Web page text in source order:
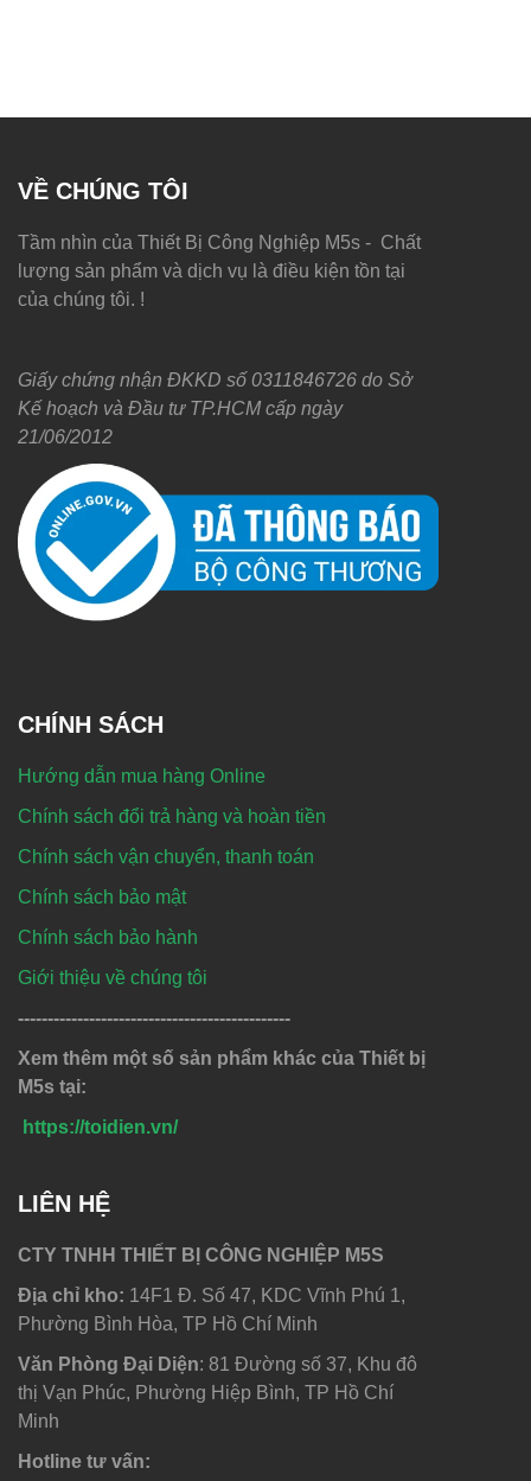
VỀ CHÚNG TÔI
Tầm nhìn của Thiết Bị Công Nghiệp M5s - Chất
lượng sản phẩm và dịch vụ là điều kiện tồn tại
của chúng tôi. !
Giấy chứng nhận ĐKKD số 0311846726 do Sở
Kế hoạch và Đầu tư TP.HCM cấp ngày
21/06/2012
CHÍNH SÁCH
Hướng dẫn mua hàng Online
Chính sách đổi trả hàng và hoàn tiền
Chính sách vận chuyển, thanh toán
Chính sách bảo mật
Chính sách bảo hành
Giới thiệu về chúng tôi
----------------------------------------------
Xem thêm một số sản phẩm khác của Thiết bị
M5s tại:
https://toidien.vn/
LIÊN HỆ
CTY TNHH THIẾT BỊ CÔNG NGHIỆP M5S
Địa chỉ kho: 14F1 Đ. Số 47, KDC Vĩnh Phú 1,
Phường Bình Hòa, TP Hồ Chí Minh
Văn Phòng Đại Diện: 81 Đường số 37, Khu đô
thị Vạn Phúc, Phường Hiệp Bình, TP Hồ Chí
Minh
Hotline tư vấn: